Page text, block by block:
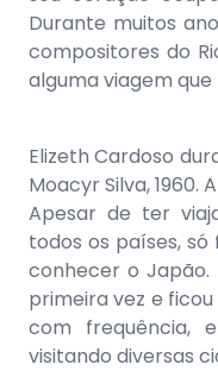
Durante muitos
compositores do
alguma viagem
Elizeth Cardoso
Moacyr Silva, 1960.
Apesar de ter
todos os países,
conhecer o Japão.
primeira vez e
com frequência,
visitando diversas